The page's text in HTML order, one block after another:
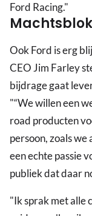
Ford Racing."
Machtsblok
Ook Ford is erg
CEO Jim Farley
bijdrage gaat
"“We willen een
road producten
persoon, zoals
een echte passie
publiek dat daar
"Ik sprak met alle